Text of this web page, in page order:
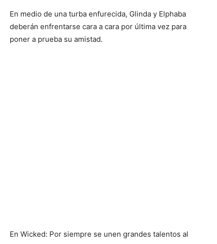
En medio de una turba enfurecida, Glinda y Elphaba
deberán enfrentarse cara a cara por última vez para
poner a prueba su amistad.
En Wicked: Por siempre se unen grandes talentos al